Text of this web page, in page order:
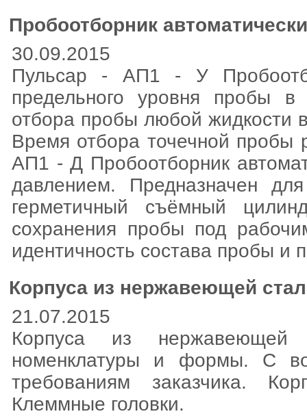
Пробоотборник
30.09.2015
Пульсар - АП1 - У
предельного уровня пробы в
отбора пробы любой жидкости
Время отбора точечной пробы
АП1 - Д Пробоотборник
давлением. Предназначен
герметичный съёмный
сохранения пробы под
идентичность состава пробы и
Корпуса из нержавеющей
21.07.2015
Корпуса из
номенклатуры и формы. С
требованиям заказчика.
Клеммные головки.